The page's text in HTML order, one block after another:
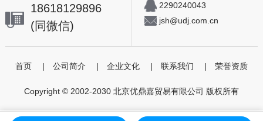
18618129896
(同微信)
2290240043
jsh@udj.com.cn
首页 | 公司简介 | 企业文化 | 联系我们 | 荣誉资质
Copyright © 2002-2030 北京优鼎嘉贸易有限公司 版权所有